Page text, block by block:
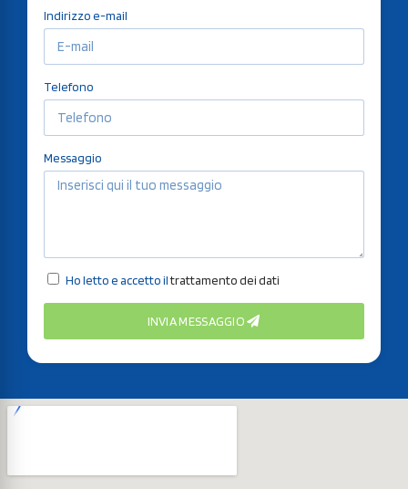
Indirizzo e-mail
Telefono
Messaggio
Ho letto e accetto iltrattamento dei dati
INVIA MESSAGGIO